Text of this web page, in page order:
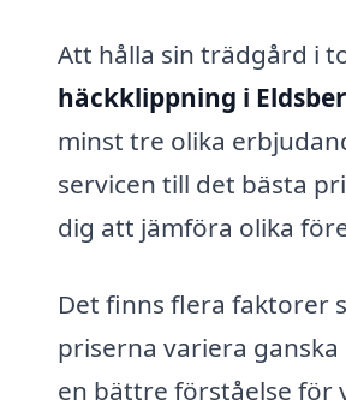
Att hålla sin trädgård i
häckklippning i
minst tre olika
servicen till det bästa
dig att jämföra olika
Det finns flera faktorer
priserna variera
en bättre förståelse för